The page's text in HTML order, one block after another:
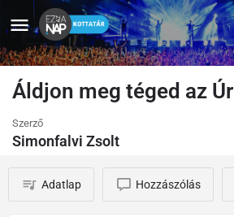
Áldjon meg téged az Úr
Szerző
Simonfalvi Zsolt
Adatlap Hozzászólás